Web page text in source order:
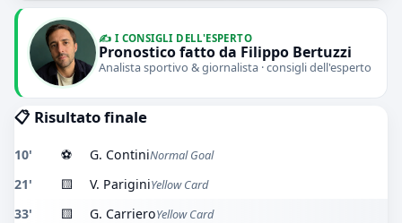
✍️ I CONSIGLI DELL'ESPERTO
Pronostico fatto da Filippo Bertuzzi
Analista sportivo & giornalista · consigli dell'esperto
📋 Risultato finale
10' ⚽ G. ContiniNormal Goal
21' 🟨 V. PariginiYellow Card
33' 🟨 G. CarrieroYellow Card